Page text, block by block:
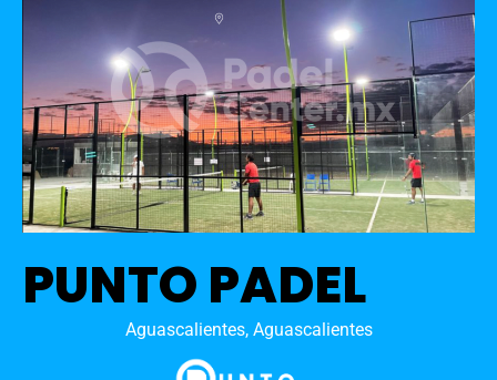
PUNTO PADEL
Aguascalientes, Aguascalientes